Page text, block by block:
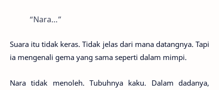
“Nara…”
Suara itu tidak keras. Tidak jelas dari mana datangnya. Tapi
ia mengenali gema yang sama seperti dalam mimpi.
Nara tidak menoleh. Tubuhnya kaku. Dalam dadanya,